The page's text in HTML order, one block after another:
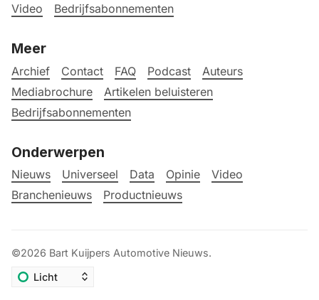
Video
Bedrijfsabonnementen
Meer
Archief Contact FAQ Podcast
Auteurs
Mediabrochure
Artikelen beluisteren
Bedrijfsabonnementen
Onderwerpen
Nieuws Universeel Data Opinie
Video
Branchenieuws
Productnieuws
©2026 Bart Kuijpers Automotive Nieuws.